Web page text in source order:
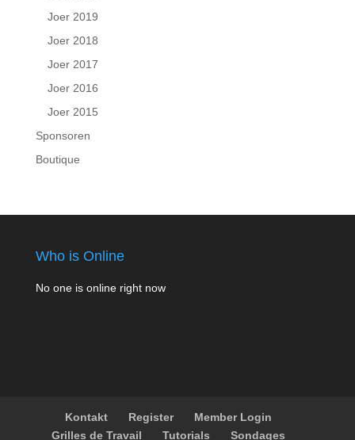
Joer 2019
Joer 2018
Joer 2017
Joer 2016
Joer 2015
Sponsoren
Boutique
Who is Online
No one is online right now
Kontakt Register
Member Login
Grilles de Travail
Tutorials Sondages